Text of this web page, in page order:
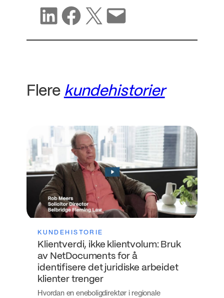
Del på LinkedIn
Del på Facebook
Del på X Del via e-post
Flere kundehistorier
KUNDEHISTORIE
Klientverdi, ikke klientvolum: Bruk
av NetDocuments for å
identifisere det juridiske arbeidet
klienter trenger
Hvordan en eneboligdirektør i regionale